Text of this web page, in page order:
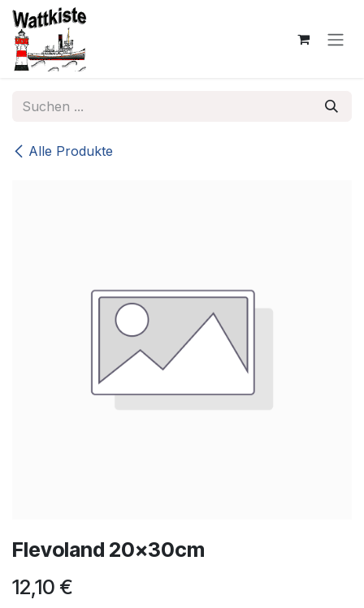
Zum Inhalt springen
Alle Produkte
Flevoland 20x30cm
12,10 €